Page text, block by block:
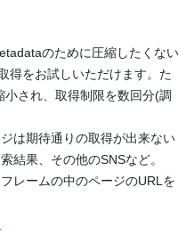
のために圧縮したくない
得をお試しいただけます。た
され、取得制限を数回分(調
は期待通りの取得が出来ない
結果、その他のSNSなど。
レームの中のページのURLを